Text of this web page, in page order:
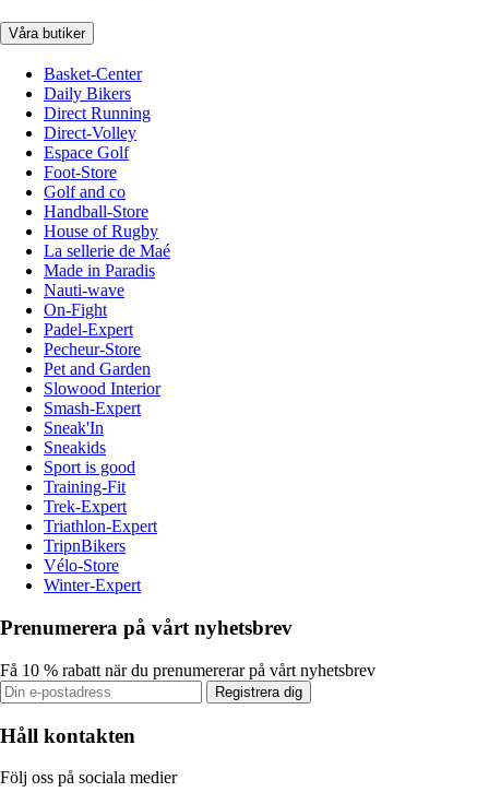
Våra butiker
Basket-Center
Daily Bikers
Direct Running
Direct-Volley
Espace Golf
Foot-Store
Golf and co
Handball-Store
House of Rugby
La sellerie de Maé
Made in Paradis
Nauti-wave
On-Fight
Padel-Expert
Pecheur-Store
Pet and Garden
Slowood Interior
Smash-Expert
Sneak'In
Sneakids
Sport is good
Training-Fit
Trek-Expert
Triathlon-Expert
TripnBikers
Vélo-Store
Winter-Expert
Prenumerera på vårt nyhetsbrev
Få 10 % rabatt när du prenumererar på vårt nyhetsbrev
Registrera dig
Håll kontakten
Följ oss på sociala medier